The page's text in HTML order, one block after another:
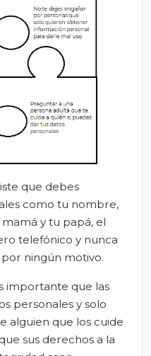
que debes
como tu nombre,
y tu papá, el
telefónico y nunca
ningún motivo.
importante que las
personales y solo
alguien que los cuide
sus derechos a la